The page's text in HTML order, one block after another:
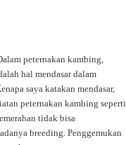
peternakan kambing,
hal mendasar dalam
saya katakan mendasar,
peternakan kambing seperti
tidak bisa
breeding. Penggemukan